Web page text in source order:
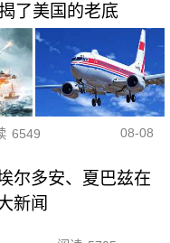
了美国的老底
6549 08-08
尔多安、夏巴兹在
新闻